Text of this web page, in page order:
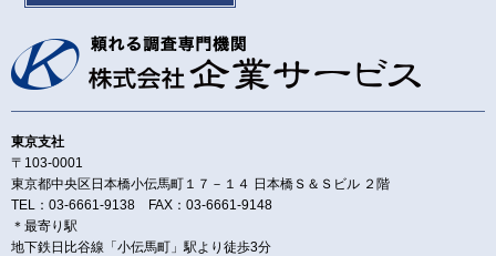
東京支社
〒103-0001
東京都中央区日本橋小伝馬町１７－１４ 日本橋Ｓ＆Ｓビル ２階
TEL：03-6661-9138 FAX：03-6661-9148
＊最寄り駅
地下鉄日比谷線「小伝馬町」駅より徒歩3分